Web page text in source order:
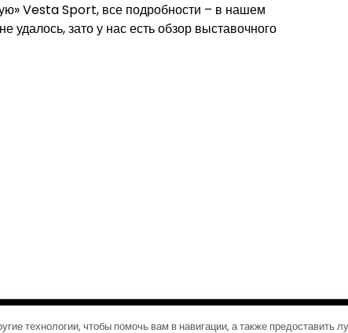
Vesta Sport, все подробности – в нашем
зато у нас есть обзор выставочного
©2026 Журналы путешествий| Дизайн:Газетная тема WordPress
технологии, чтобы помочь вам в навигации, а также предоставить